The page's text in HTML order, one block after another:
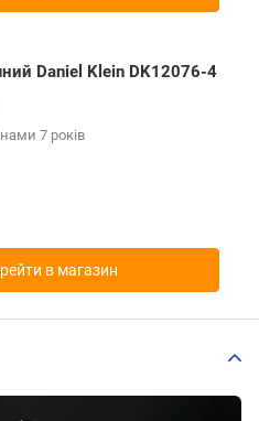
Daniel Klein DK12076-4
7 років
в магазин